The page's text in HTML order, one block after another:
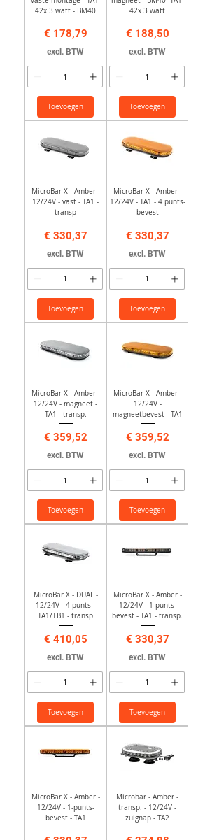
42x 3 watt - BM40
Prijs
€ 178,79
excl. BTW
Toevoegen
42x 3 watt
Prijs
€ 188,50
excl. BTW
Toevoegen
MicroBar X - Amber -
12/24V - vast - TA1 -
transp
Prijs
€ 330,37
excl. BTW
Toevoegen
MicroBar X - Amber -
12/24V - TA1 - 4 punts-
bevest
Prijs
€ 330,37
excl. BTW
Toevoegen
MicroBar X - Amber -
12/24V - magneet -
TA1 - transp.
Prijs
€ 359,52
excl. BTW
Toevoegen
MicroBar X - Amber -
12/24V -
magneetbevest - TA1
Prijs
€ 359,52
excl. BTW
Toevoegen
MicroBar X - DUAL -
12/24V - 4-punts -
TA1/TB1 - transp
Prijs
€ 410,05
excl. BTW
Toevoegen
MicroBar X - Amber -
12/24V - 1-punts-
bevest - TA1 - transp.
Prijs
€ 330,37
excl. BTW
Toevoegen
MicroBar X - Amber -
12/24V - 1-punts-
bevest - TA1
Microbar - Amber -
transp. - 12/24V -
zuignap - TA2